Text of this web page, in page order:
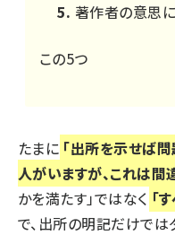
著作者の意思
この5つ
たまに 「出所を示せば
人がいますが、これは間
かを満たす」ではなく 「
で、出所の明記だけでは